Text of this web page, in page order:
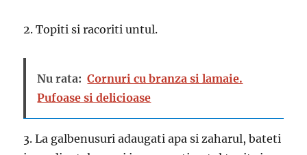
2. Topiti si racoriti untul.
Nu rata: Cornuri cu branza si lamaie.
Pufoase si delicioase
3. La galbenusuri adaugati apa si zaharul, bateti